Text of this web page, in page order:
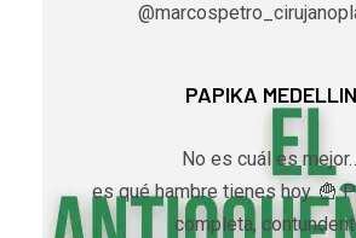
PAPIKA MEDELLIN
No es cuál es
es qué hambre tienes hoy. 🍟
completa,